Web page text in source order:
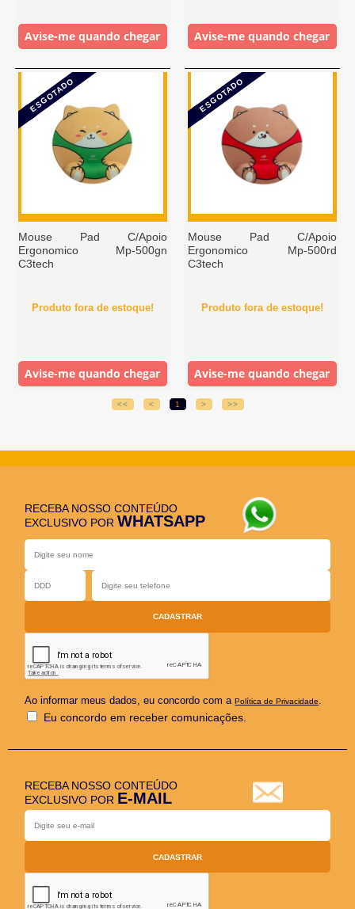
Avise-me quando chegar Avise-me quando chegar
ESGOTADO
Mouse Pad C/Apoio
Ergonomico Mp-500gn
C3tech
Produto fora de estoque!
Avise-me quando chegar
ESGOTADO
Mouse Pad C/Apoio
Ergonomico Mp-500rd
C3tech
Produto fora de estoque!
Avise-me quando chegar
<< < 1 > >>
RECEBA NOSSO CONTEÚDO
EXCLUSIVO PORWHATSAPP
Ao informar meus dados, eu concordo com aPolítica de Privacidade
Eu concordo em receber comunicações.
RECEBA NOSSO CONTEÚDO
EXCLUSIVO POR E-MAIL